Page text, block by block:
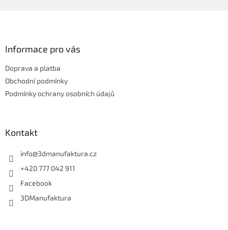
Informace pro vás
Doprava a platba
Obchodní podmínky
Podmínky ochrany osobních údajů
Kontakt
info@3dmanufaktura.cz
+420 777 042 911
Facebook
3DManufaktura